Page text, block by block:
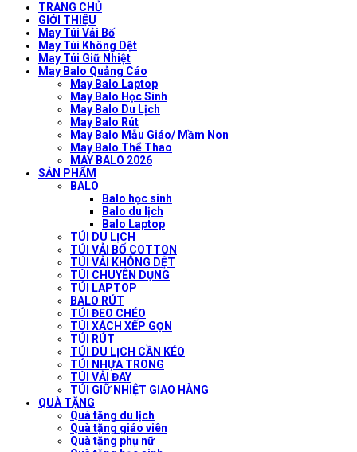
TRANG CHỦ
GIỚI THIỆU
May Túi Vải Bố
May Túi Không Dệt
May Túi Giữ Nhiệt
May Balo Quảng Cáo
May Balo Laptop
May Balo Học Sinh
May Balo Du Lịch
May Balo Rút
May Balo Mẫu Giáo/ Mầm Non
May Balo Thể Thao
MAY BALO 2026
SẢN PHẨM
BALO
Balo học sinh
Balo du lịch
Balo Laptop
TÚI DU LỊCH
TÚI VẢI BỐ COTTON
TÚI VẢI KHÔNG DỆT
TÚI CHUYÊN DỤNG
TÚI LAPTOP
BALO RÚT
TÚI ĐEO CHÉO
TÚI XÁCH XẾP GỌN
TÚI RÚT
TÚI DU LỊCH CẦN KÉO
TÚI NHỰA TRONG
TÚI VẢI ĐAY
TÚI GIỮ NHIỆT GIAO HÀNG
QUÀ TẶNG
Quà tặng du lịch
Quà tặng giáo viên
Quà tặng phụ nữ